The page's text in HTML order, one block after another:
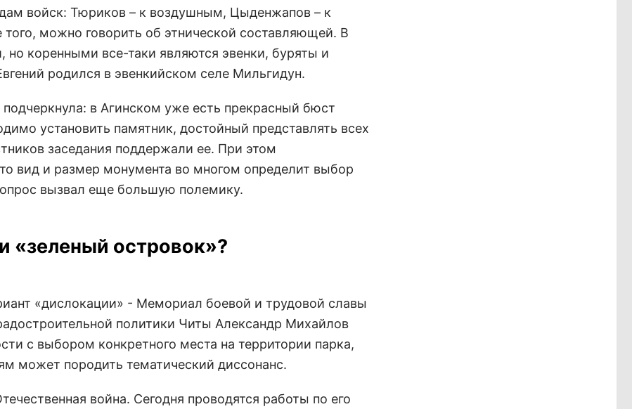
войск: Тюриков – к воздушным, Цыденжапов – к
можно говорить об этнической составляющей. В
коренными все-таки являются эвенки, буряты и
родился в эвенкийском селе Мильгидун.
в Агинском уже есть прекрасный бюст
установить памятник, достойный представлять всех
заседания поддержали ее. При этом
вид и размер монумента во многом определит выбор
вызвал еще большую полемику.
островок»?
«дислокации» - Мемориал боевой и трудовой славы
политики Читы Александр Михайлов
с выбором конкретного места на территории парка,
может породить тематический диссонанс.
война. Сегодня проводятся работы по его